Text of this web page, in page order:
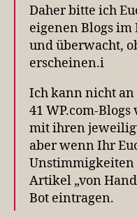
Daher bitte ich
eigenen Blogs im
und überwacht,
erscheinen.i
Ich kann nicht an
41 WP.com-Blogs
mit ihren
aber wenn Ihr
Unstimmigkeiten
Artikel „von
Bot eintragen.